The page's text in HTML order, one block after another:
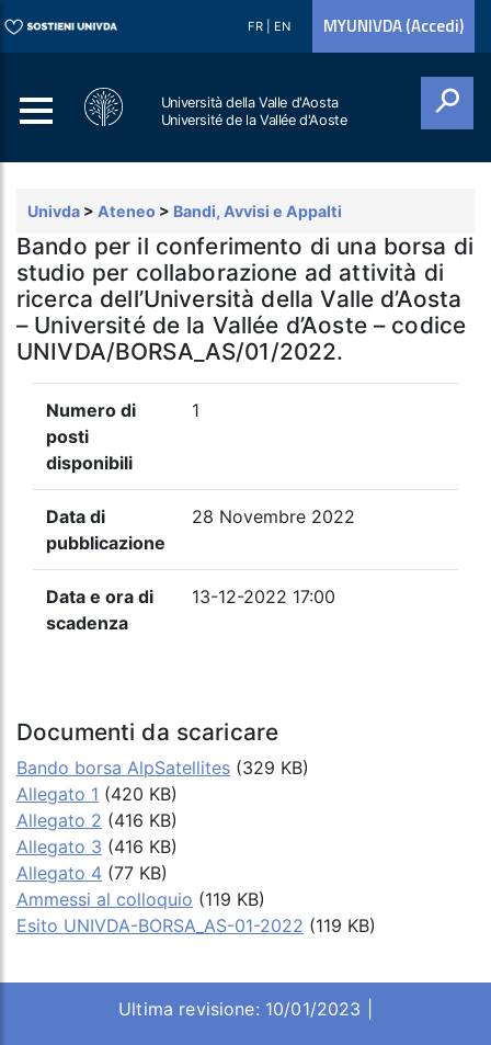
FR EN MYUNIVDA (Accedi)
Università della Valle d'Aosta
Université de la Vallée d'Aoste
Univda > Ateneo > Bandi, Avvisi e Appalti
Bando per il conferimento di una borsa di
studio per collaborazione ad attività di
ricerca dell’Università della Valle d’Aosta
– Université de la Vallée d’Aoste – codice
UNIVDA/BORSA_AS/01/2022.
Numero di
posti
disponibili
1
Data di
pubblicazione
28 Novembre 2022
Data e ora di
scadenza
13-12-2022 17:00
Documenti da scaricare
Bando borsa AlpSatellites (329 KB)
Allegato 1 (420 KB)
Allegato 2 (416 KB)
Allegato 3 (416 KB)
Allegato 4 (77 KB)
Ammessi al colloquio (119 KB)
Esito UNIVDA-BORSA_AS-01-2022 (119 KB)
Ultima revisione: 10/01/2023 |